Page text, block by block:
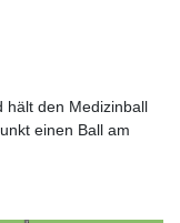
hält den Medizinball
einen Ball am